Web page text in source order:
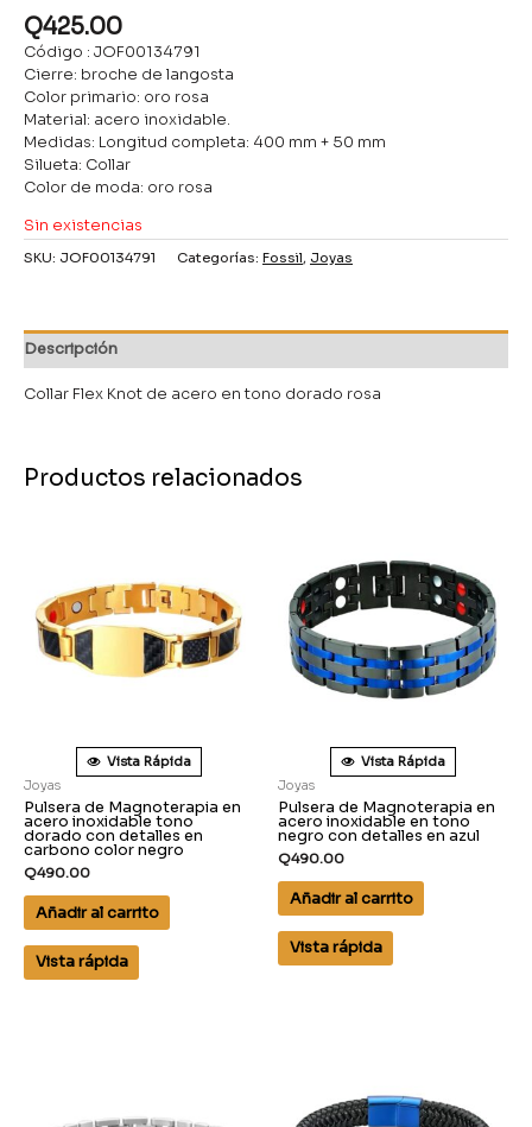
Q425.00
Código : JOF00134791
Cierre: broche de langosta
Color primario: oro rosa
Material: acero inoxidable.
Medidas: Longitud completa: 400 mm + 50 mm
Silueta: Collar
Color de moda: oro rosa
Sin existencias
SKU: JOF00134791 Categorías: Fossil, Joyas
Descripción
Collar Flex Knot de acero en tono dorado rosa
Productos relacionados
Vista Rápida
Joyas
Pulsera de Magnoterapia en
acero inoxidable tono
dorado con detalles en
carbono color negro
Q490.00
Añadir al carrito
Vista rápida
Vista Rápida
Joyas
Pulsera de Magnoterapia en
acero inoxidable en tono
negro con detalles en azul
Q490.00
Añadir al carrito
Vista rápida